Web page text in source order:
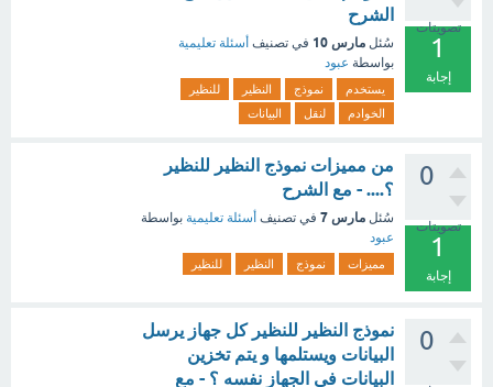
تصويتات
1
إجابة
الشرح
سُئل مارس 10 في تصنيف أسئلة تعليمية
بواسطة عبود
يستخدم نموذج النظير
للنظير
الخوادم
لنقل البيانات
0
تصويتات
1
إجابة
من مميزات نموذج النظير للنظير
؟.... - مع الشرح
سُئل مارس 7 في تصنيف أسئلة تعليمية بواسطة
عبود
مميزات نموذج النظير للنظير
0
نموذج النظير للنظير كل جهاز يرسل
البيانات ويستلمها و يتم تخزين
البيانات في الجهاز نفسه ؟ - مع